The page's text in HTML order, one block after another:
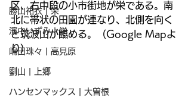
勝山祐衣 | 栄
濱中いずみ | 栄
嶋田珠々 | 高見原
劉山 | 上郷
ハンセンマックス | 大曽根
区、右中段の小市街地が栄である。南
北に帯状の田園が連なり、北側を向く
と筑波山が臨める。（Google Mapよ
り）